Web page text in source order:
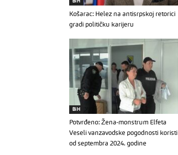
BiH
Košarac: Helez na antisrpskoj retorici
gradi političku karijeru
BiH
Potvrđeno: Žena-monstrum Elfeta
Veseli vanzavodske pogodnosti koristi
od septembra 2024. godine